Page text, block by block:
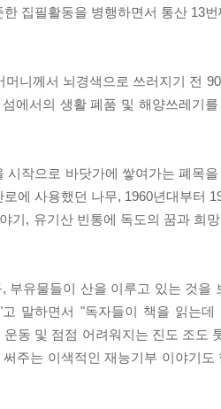
집필활동을 병행하면서 통산 13
니께서 뇌경색으로 쓰러지기 전
에서의 생활 폐품 및 해양쓰레기
작으로 바닷가에 쌓여가는 폐목
에 사용했던 나무, 1960년대부터
기, 유기산 빈통에 독도의 꿈과 희
유물들이 산을 이루고 있는 것을
말하면서 "독자들이 책을 읽는
동 및 점점 어려워지는 진도 조도
주는 이색적인 재능기부 이야기